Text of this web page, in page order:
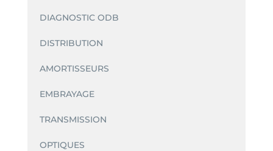
DIAGNOSTIC ODB
DISTRIBUTION
AMORTISSEURS
EMBRAYAGE
TRANSMISSION
OPTIQUES